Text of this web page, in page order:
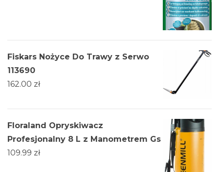
Fiskars Nożyce Do Trawy z Serwo
113690
162.00 zł
Floraland Opryskiwacz
Profesjonalny 8 L z Manometrem Gs
109.99 zł